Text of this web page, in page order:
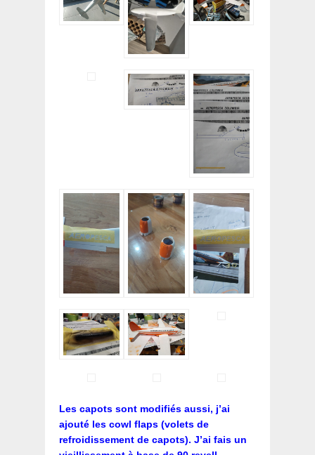
Les capots sont modifiés aussi, j’ai
ajouté les cowl flaps (volets de
refroidissement de capots). J’ai fais un